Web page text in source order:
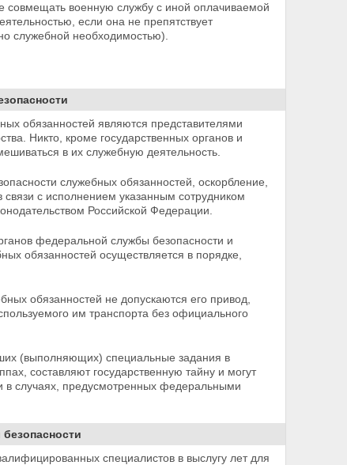
совмещать военную службу с иной оплачиваемой
если она не препятствует
служебной необходимостью).
обязанностей являются представителями
Никто, кроме государственных органов и
в их служебную деятельность.
служебных обязанностей, оскорбление,
связи с исполнением указанным сотрудником
Российской Федерации.
федеральной службы безопасности и
обязанностей осуществляется в порядке,
обязанностей не допускаются его привод,
им транспорта без официального
(выполняющих) специальные задания в
составляют государственную тайну и могут
в случаях, предусмотренных федеральными
специалистов в выслугу лет для